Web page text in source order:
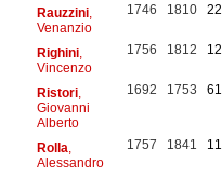
Rauzzini,
Venanzio
1746 1810 22
Righini,
Vincenzo
1756 1812 12
Ristori,
Giovanni
Alberto
1692 1753 61
Rolla
Alessandro
1757 1841 11